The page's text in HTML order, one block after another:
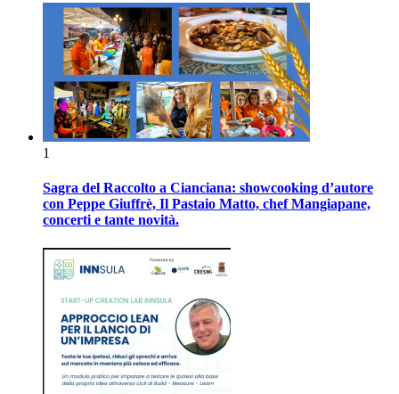
1
Sagra del Raccolto a Cianciana: showcooking d’autore
con Peppe Giuffrè, Il Pastaio Matto, chef Mangiapane,
concerti e tante novità.